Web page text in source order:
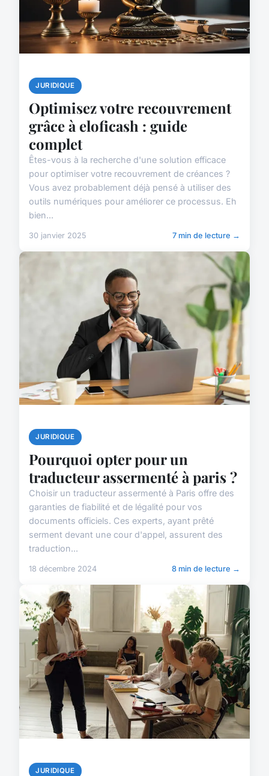
JURIDIQUE
Optimisez votre recouvrement
grâce à eloficash : guide
complet
Êtes-vous à la recherche d'une solution efficace
pour optimiser votre recouvrement de créances ?
Vous avez probablement déjà pensé à utiliser des
outils numériques pour améliorer ce processus. Eh
bien...
30 janvier 2025 7 min de lecture →
JURIDIQUE
Pourquoi opter pour un
traducteur assermenté à paris ?
Choisir un traducteur assermenté à Paris offre des
garanties de fiabilité et de légalité pour vos
documents officiels. Ces experts, ayant prêté
serment devant une cour d'appel, assurent des
traduction...
18 décembre 2024 8 min de lecture →
JURIDIQUE